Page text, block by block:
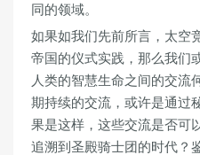
同的领域。
如果如我们先前所言，太空
帝国的仪式实践，那么我们
人类的智慧生命之间的交流
期持续的交流，或许是通过
果是这样，这些交流是否可
追溯到圣殿骑士团的时代？